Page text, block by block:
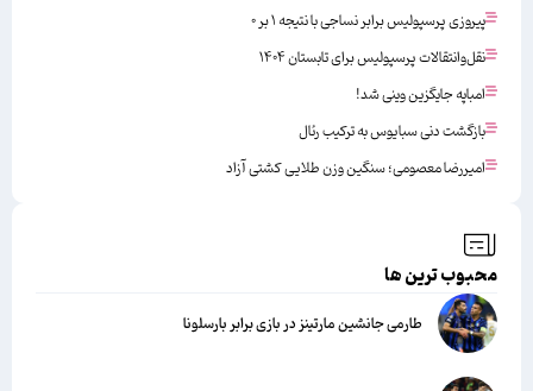
پیروزی پرسپولیس برابر نساجی با نتیجه ۱ بر ۰
نقل‌وانتقالات پرسپولیس برای تابستان ۱۴۰۴
امباپه جایگزین وینی شد!
بازگشت دنی سبایوس به ترکیب رئال
امیررضا معصومی؛ سنگین وزن طلایی کشتی آزاد
محبوب ترین ها
طارمی جانشین مارتینز در بازی برابر بارسلونا